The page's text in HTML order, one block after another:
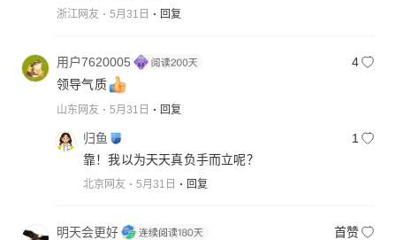
浙江网友 5月31日 回复
用户7620005
4
领导气质
山东网友 5月31日 回复
归鱼
1
靠！我以为天天真负手而立呢？
北京网友 5月31日 回复
明天会更好
首赞